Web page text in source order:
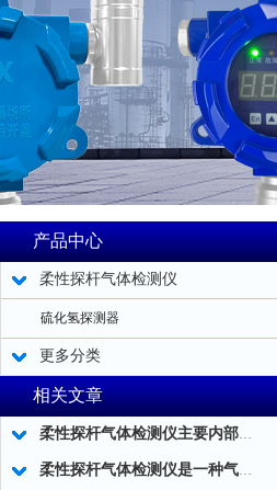
产品中心
柔性探杆气体检测仪
硫化氢探测器
更多分类
相关文章
柔性探杆气体检测仪主要内部结构简述
柔性探杆气体检测仪是一种气体泄露浓度检测的仪器仪表工具